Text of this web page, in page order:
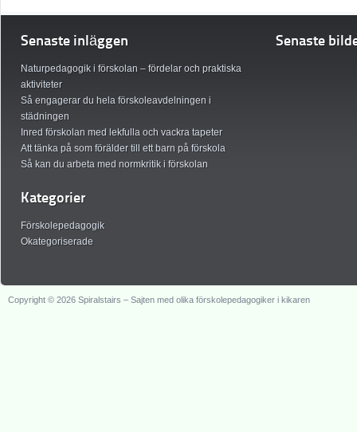
Senaste inläggen
Naturpedagogik i förskolan – fördelar och praktiska
aktiviteter
Så engagerar du hela förskoleavdelningen i
städningen
Inred förskolan med lekfulla och vackra tapeter
Att tänka på som förälder till ett barn på förskola
Så kan du arbeta med normkritik i förskolan
Kategorier
Förskolepedagogik
Okategoriserade
Senaste
Copyright © 2026 Spiralstairs – Sajten med olika förskolepedagogiker i kikaren